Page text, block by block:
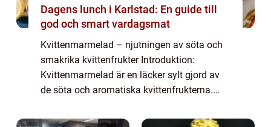
Dagens lunch i Karlstad: En guide till
god och smart vardagsmat
Kvittenmarmelad – njutningen av söta och
smakrika kvittenfrukter Introduktion:
Kvittenmarmelad är en läcker sylt gjord av
de söta och aromatiska kvittenfrukterna.
sötma och syra, samt en marmeladig kons...